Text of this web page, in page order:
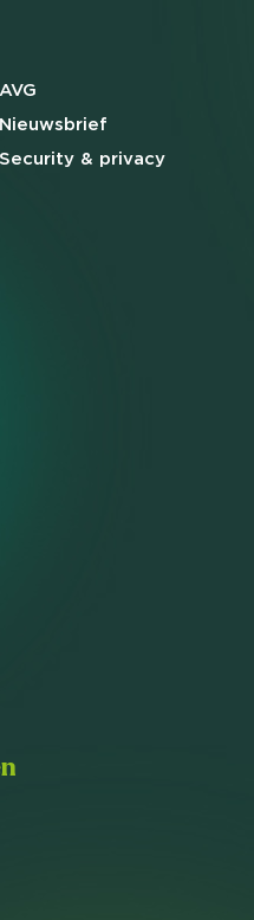
AVG
Nieuwsbrief
Security & privacy